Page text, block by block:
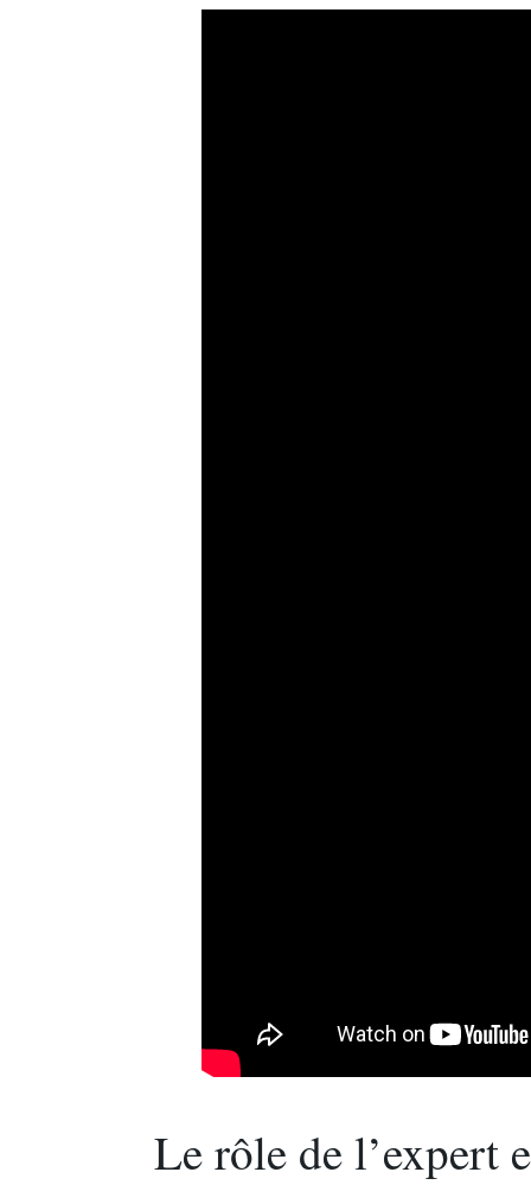
Le rôle de l’expert